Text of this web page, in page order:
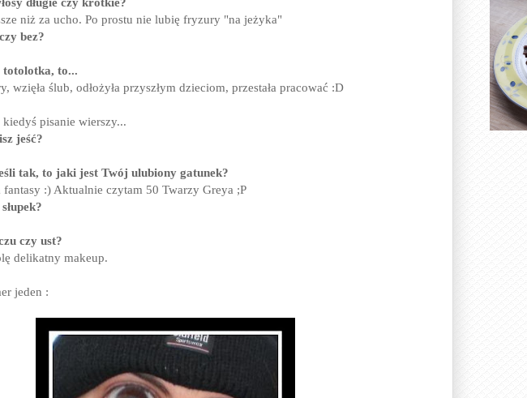
niż za ucho. Po prostu nie lubię fryzury "na jeżyka"
bez?
totolotka, to...
wzięła ślub, odłożyła przyszłym dzieciom, przestała pracować :D
pisanie wierszy...
jeść?
tak, to jaki jest Twój ulubiony gatunek?
:) Aktualnie czytam 50 Twarzy Greya ;P
czy ust?
delikatny makeup.
jeden :